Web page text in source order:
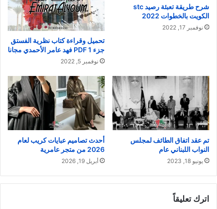
شرح طريقة تعبئة رصيد stc
الكويت بالخطوات 2022
نوفمبر 17, 2022
تحميل وقراءة كتاب نظرية الفستق
جزء 1 PDF فهد عامر الأحمدي مجانا
نوفمبر 5, 2022
تم عقد اتفاق الطائف لمجلس
النواب اللبناني عام
يونيو 18, 2023
أحدث تصاميم عبايات كريب لعام
2026 من متجر عامرية
أبريل 19, 2026
اترك تعليقاً